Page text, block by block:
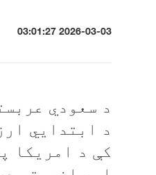
2026-03-03 03:01:27
د ابتدايي
کې د امریکا